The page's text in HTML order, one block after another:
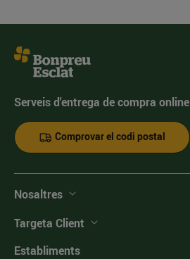
Serveis d'entrega de compra online
Comprovar el codi postal
Nosaltres
Targeta Client
Establiments